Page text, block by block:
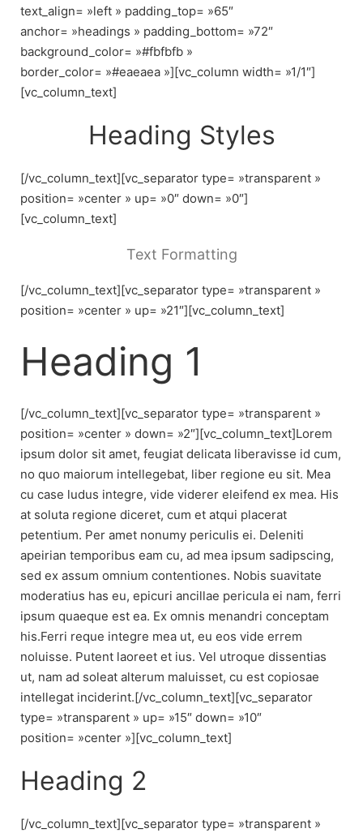
text_align= »left » padding_top= »65″
anchor= »headings » padding_bottom= »72″
background_color= »#fbfbfb »
border_color= »#eaeaea »][vc_column width= »1/1″]
[vc_column_text]
Heading Styles
[/vc_column_text][vc_separator type= »transparent »
position= »center » up= »0″ down= »0″]
[vc_column_text]
Text Formatting
[/vc_column_text][vc_separator type= »transparent »
position= »center » up= »21″][vc_column_text]
Heading 1
[/vc_column_text][vc_separator type= »transparent »
position= »center » down= »2″][vc_column_text]Lorem
ipsum dolor sit amet, feugiat delicata liberavisse id cum,
no quo maiorum intellegebat, liber regione eu sit. Mea
cu case ludus integre, vide viderer eleifend ex mea. His
at soluta regione diceret, cum et atqui placerat
petentium. Per amet nonumy periculis ei. Deleniti
apeirian temporibus eam cu, ad mea ipsum sadipscing,
sed ex assum omnium contentiones. Nobis suavitate
moderatius has eu, epicuri ancillae pericula ei nam, ferri
ipsum quaeque est ea. Ex omnis menandri conceptam
his.Ferri reque integre mea ut, eu eos vide errem
noluisse. Putent laoreet et ius. Vel utroque dissentias
ut, nam ad soleat alterum maluisset, cu est copiosae
intellegat inciderint.[/vc_column_text][vc_separator
type= »transparent » up= »15″ down= »10″
position= »center »][vc_column_text]
Heading 2
[/vc_column_text][vc_separator type= »transparent »